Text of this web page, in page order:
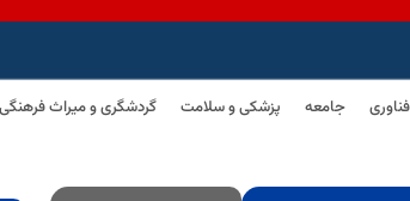
جامعه پزشکی و سلامت گردشگری و میراث فرهنگی